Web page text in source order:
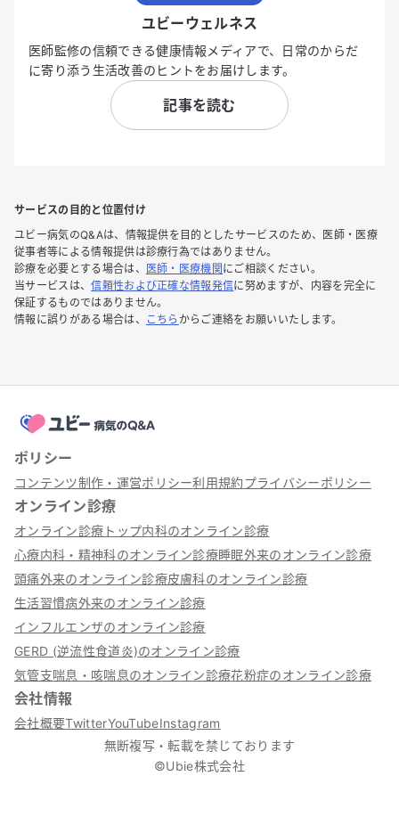
ユビーウェルネス
医師監修の信頼できる健康情報メディアで、日常のからだ
に寄り添う生活改善のヒントをお届けします。
記事を読む
サービスの目的と位置付け
ユビー病気のQ&Aは、情報提供を目的としたサービスのため、医師・医療
従事者等による情報提供は診療行為ではありません。
診療を必要とする場合は、
医師・医療機関 にご相談ください。
当サービスは、信頼性および正確な情報発信に努めますが、内容を完全に
保証するものではありません。
情報に誤りがある場合は、
こちら からご連絡をお願いいたします。
ポリシー
コンテンツ制作・運営ポリシー利用規約プライバシーポリシー
オンライン診療
オンライン診療トップ内科のオンライン診療
心療内科・精神科のオンライン診療睡眠外来のオンライン診療
頭痛外来のオンライン診療皮膚科のオンライン診療
生活習慣病外来のオンライン診療
インフルエンザのオンライン診療
GERD (逆流性食道炎)のオンライン診療
気管支喘息・咳喘息のオンライン診療花粉症のオンライン診療
会社情報
会社概要TwitterYouTubeInstagram
無断複写・転載を禁じております
©Ubie株式会社